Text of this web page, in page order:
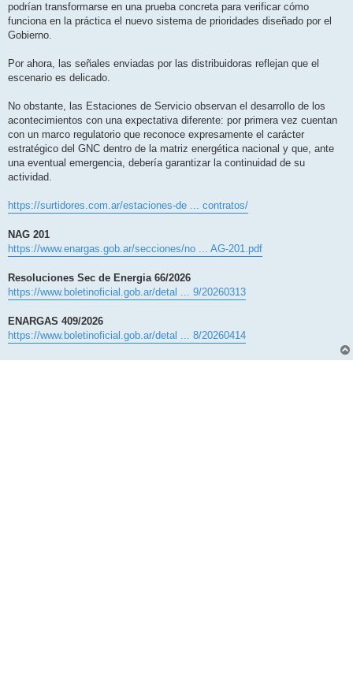
podrían transformarse en una prueba concreta para verificar cómo
funciona en la práctica el nuevo sistema de prioridades diseñado por el
Gobierno.
Por ahora, las señales enviadas por las distribuidoras reflejan que el
escenario es delicado.
No obstante, las Estaciones de Servicio observan el desarrollo de los
acontecimientos con una expectativa diferente: por primera vez cuentan
con un marco regulatorio que reconoce expresamente el carácter
estratégico del GNC dentro de la matriz energética nacional y que, ante
una eventual emergencia, debería garantizar la continuidad de su
actividad.
https://surtidores.com.ar/estaciones-de ... contratos/
NAG 201
https://www.enargas.gob.ar/secciones/no ... AG-201.pdf
Resoluciones Sec de Energia 66/2026
https://www.boletinoficial.gob.ar/detal ... 9/20260313
ENARGAS 409/2026
https://www.boletinoficial.gob.ar/detal ... 8/20260414